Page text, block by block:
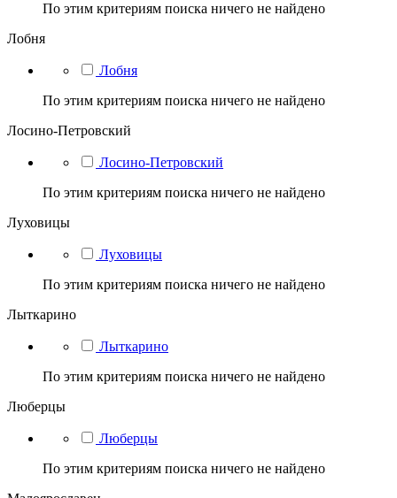
По этим критериям поиска ничего не найдено
Лобня
Лобня
По этим критериям поиска ничего не найдено
Лосино-Петровский
Лосино-Петровский
По этим критериям поиска ничего не найдено
Луховицы
Луховицы
По этим критериям поиска ничего не найдено
Лыткарино
Лыткарино
По этим критериям поиска ничего не найдено
Люберцы
Люберцы
По этим критериям поиска ничего не найдено